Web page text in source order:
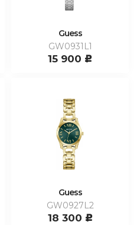
Guess
GW0931L1
15 900 c
Guess
GW0927L2
18 300 c